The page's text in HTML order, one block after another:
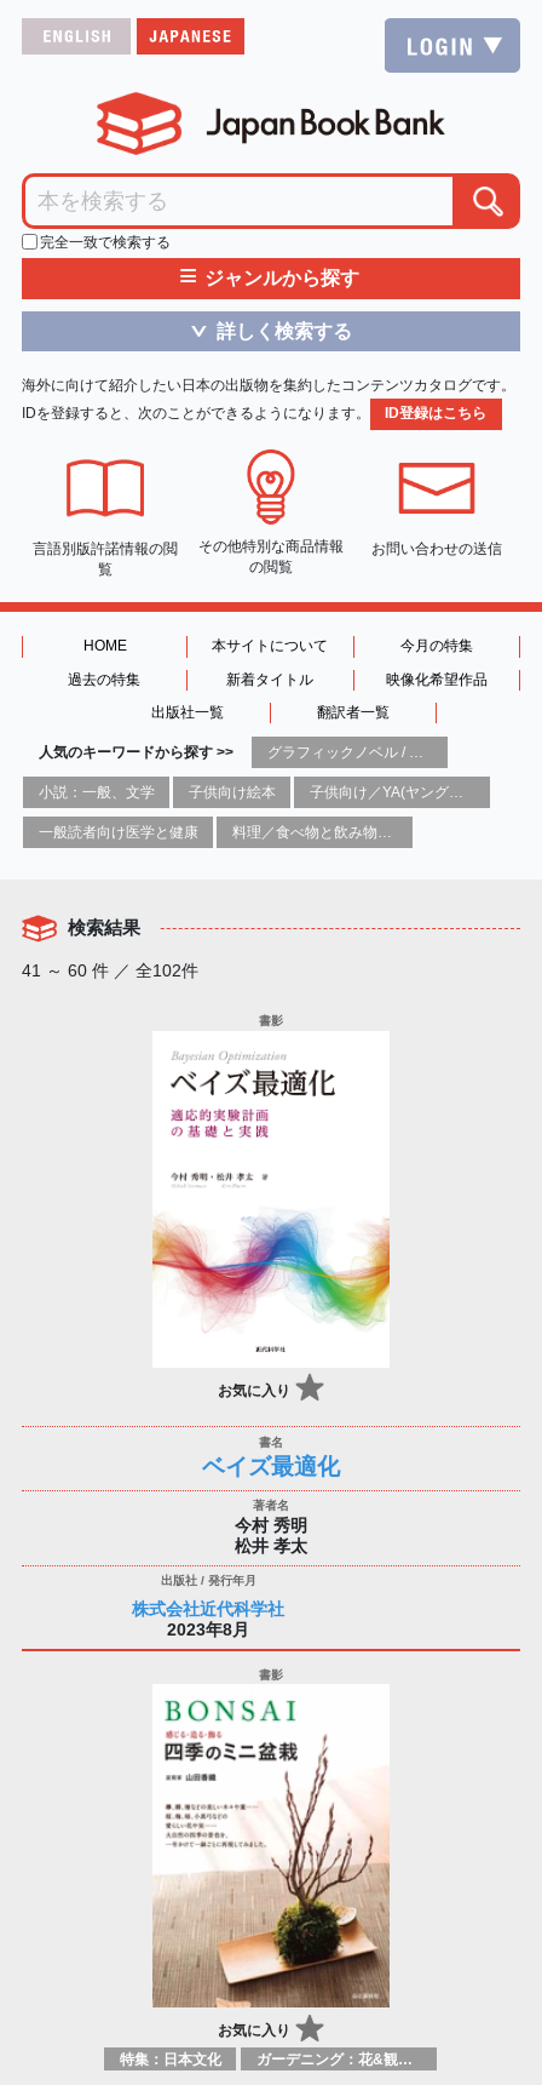
完全一致で検索する
≡ ジャンルから探す
＞ 詳しく検索する
海外に向けて紹介したい日本の出版物を集約したコンテンツカタログです。
IDを登録すると、次のことができるようになります。
ID登録はこちら
言語別版許諾情報の閲
覧
その他特別な商品情報
の閲覧
お問い合わせの送信
HOME 本サイトについて
今月の特集
過去の特集
新着タイトル
映像化希望作品
出版社一覧
翻訳者一覧
人気のキーワードから探す >>
小説：一般、文学 子供向け絵本 子供向け／YA(ヤングアダルト)向け一般：芸術&芸術家
一般読者向け医学と健康
検索結果
41 ～ 60 件 ／ 全102件
お気に入り
ベイズ最適化
今村 秀明
松井 孝太
株式会社近代科学社
2023年8月
お気に入り
特集：日本文化 ガーデニング：花&観葉植物